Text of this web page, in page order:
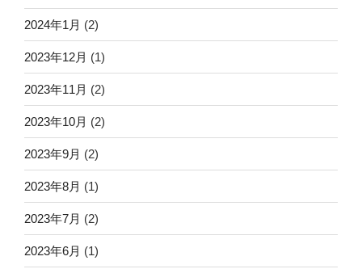
2024年1月 (2)
2023年12月 (1)
2023年11月 (2)
2023年10月 (2)
2023年9月 (2)
2023年8月 (1)
2023年7月 (2)
2023年6月 (1)